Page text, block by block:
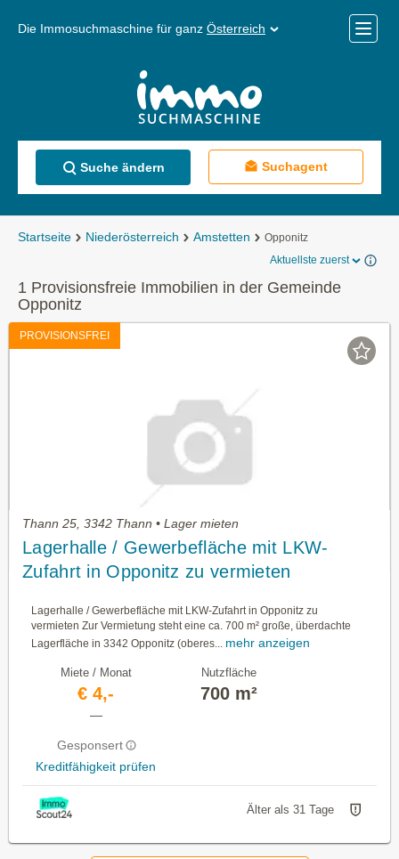
Die Immosuchmaschine für ganz Österreich
Menü
Suche ändern Suchagent
Startseite Niederösterreich Amstetten
Opponitz
Aktuellste zuerst
1 Provisionsfreie Immobilien in der Gemeinde
Opponitz
PROVISIONSFREI
Thann 25, 3342 Thann • Lager mieten
Lagerhalle / Gewerbefläche mit LKW-
Zufahrt in Opponitz zu vermieten
Lagerhalle / Gewerbefläche mit LKW-Zufahrt in Opponitz zu
vermieten Zur Vermietung steht eine ca. 700 m² große, überdachte
Lagerfläche in 3342 Opponitz (oberes...
mehr anzeigen
Miete / Monat
€ 4,-
—
Gesponsert
Kreditfähigkeit prüfen
Nutzfläche
700 m²
Älter als 31 Tage